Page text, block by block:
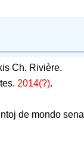
Ch. Rivière.
2014(?).
de mondo sena